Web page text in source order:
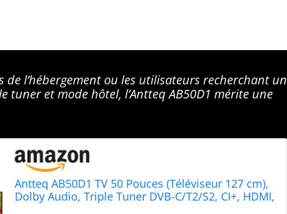
de l’hébergement ou les utilisateurs recherchant un
tuner et mode hôtel, l’Antteq AB50D1 mérite une
Antteq AB50D1 TV 50 Pouces (Téléviseur 127 cm),
Dolby Audio, Triple Tuner DVB-C/T2/S2, CI+, HDMI,